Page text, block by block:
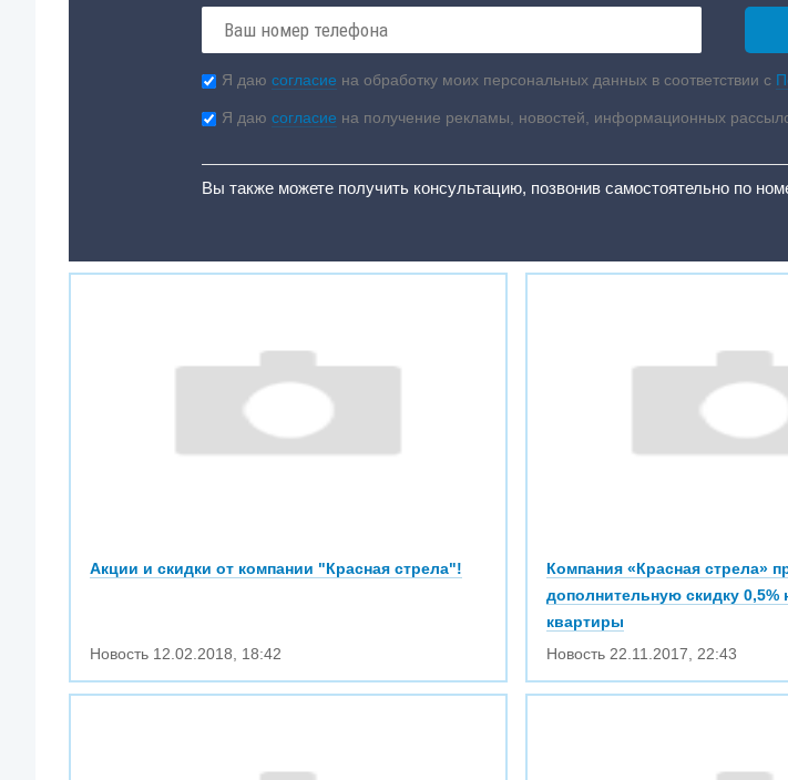
Я даю согласие на обработку моих персональных данных в соответствии с
Я даю согласие на получение рекламы, новостей, информационных
Вы также можете получить консультацию, позвонив самостоятельно по
Акции и скидки от компании "Красная стрела"!
Новость 12.02.2018 18:42
Компания «Красная стрела»
дополнительную скидку 0,5%
квартиры
Новость 22.11.2017 22:43